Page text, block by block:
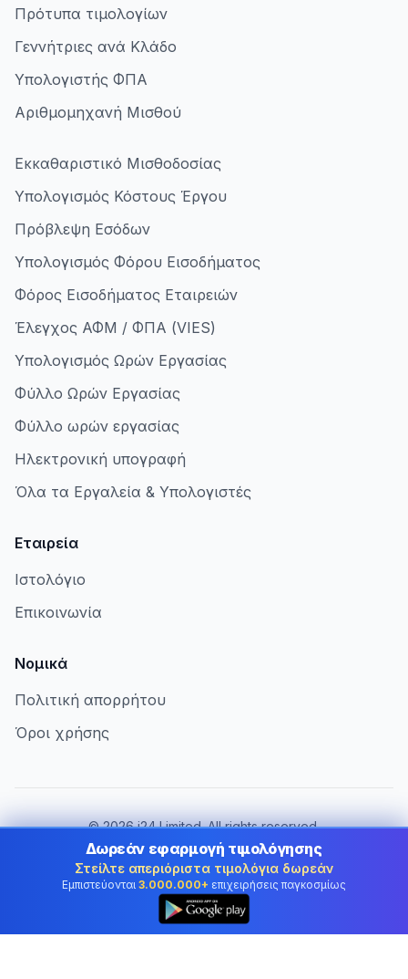
Πρότυπα τιμολογίων
Γεννήτριες ανά Κλάδο
Υπολογιστής ΦΠΑ
Αριθμομηχανή Μισθού
Εκκαθαριστικό Μισθοδοσίας
Υπολογισμός Κόστους Έργου
Πρόβλεψη Εσόδων
Υπολογισμός Φόρου Εισοδήματος
Φόρος Εισοδήματος Εταιρειών
Έλεγχος ΑΦΜ / ΦΠΑ (VIES)
Υπολογισμός Ωρών Εργασίας
Φύλλο Ωρών Εργασίας
Φύλλο ωρών εργασίας
Ηλεκτρονική υπογραφή
Όλα τα Εργαλεία & Υπολογιστές
Εταιρεία
Ιστολόγιο
Επικοινωνία
Νομικά
Πολιτική απορρήτου
Όροι χρήσης
©2026i24 Limited. All rights reserved.
Εξυπηρετώντας επιχειρήσεις στην Cyprus
Αλλαγή χώρας:
Cyprus
Δωρεάν εφαρμογή τιμολόγησης
Στείλτε απεριόριστα τιμολόγια δωρεάν
Εμπιστεύονται 3.000.000+ επιχειρήσεις παγκοσμίως